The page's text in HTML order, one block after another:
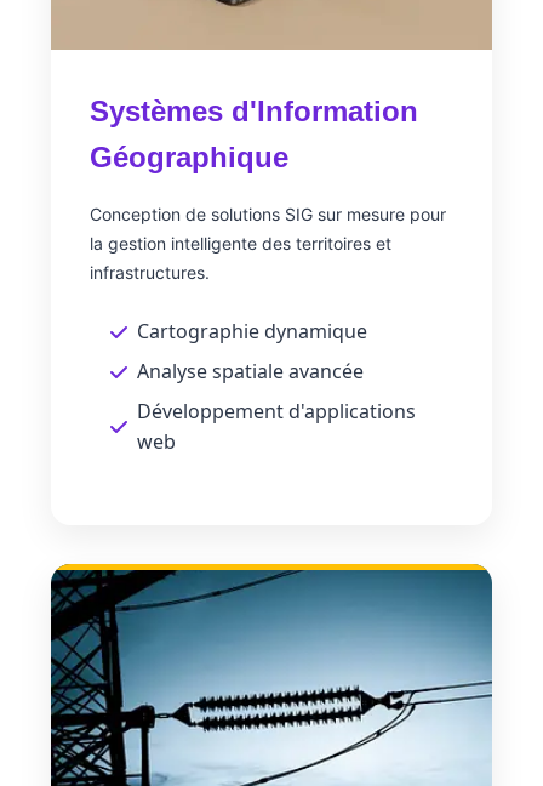
Systèmes d'Information
Géographique
Conception de solutions SIG sur mesure pour
la gestion intelligente des territoires et
infrastructures.
Cartographie dynamique
Analyse spatiale avancée
Développement d'applications
web